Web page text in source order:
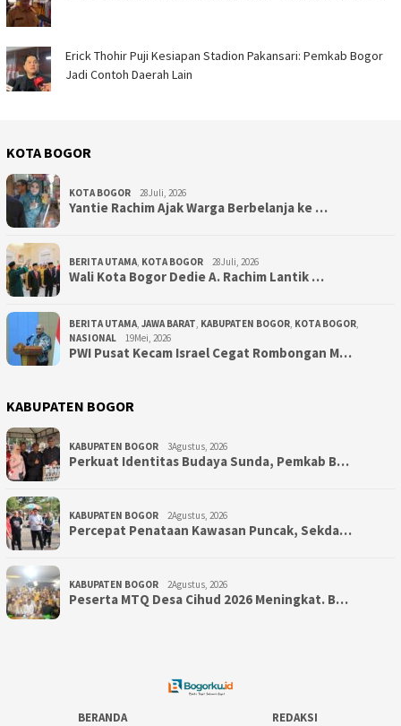
Erick Thohir Puji Kesiapan Stadion Pakansari: Pemkab Bogor
Jadi Contoh Daerah Lain
KOTA BOGOR
KOTA BOGOR 28Juli, 2026
‎Yantie Rachim Ajak Warga Berbelanja ke …
BERITA UTAMA, KOTA BOGOR 28Juli, 2026
‎Wali Kota Bogor Dedie A. Rachim Lantik …
BERITA UTAMA, JAWA BARAT, KABUPATEN BOGOR, KOTA BOGOR,
NASIONAL
19Mei, 2026
PWI Pusat Kecam Israel Cegat Rombongan M…
KABUPATEN BOGOR
KABUPATEN BOGOR 3Agustus, 2026
Perkuat Identitas Budaya Sunda, Pemkab B…
KABUPATEN BOGOR 2Agustus, 2026
‎Percepat Penataan Kawasan Puncak, Sekda…
KABUPATEN BOGOR 2Agustus, 2026
Peserta MTQ Desa Cihud 2026 Meningkat. B…
BERANDA REDAKSI